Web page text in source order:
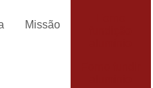
Missão